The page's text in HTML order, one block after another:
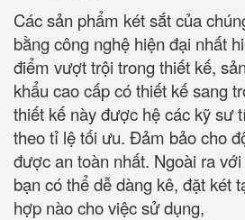
Các sản phẩm két sắt của
bằng công nghệ hiện đại nhất
điểm vượt trội trong thiết kế,
khẩu cao cấp có thiết kế sang
thiết kế này được hệ các kỹ sư
theo tỉ lệ tối ưu. Đảm bảo cho
được an toàn nhất. Ngoài ra
bạn có thể dễ dàng kê, đặt két
hợp nào cho việc sử dụng,